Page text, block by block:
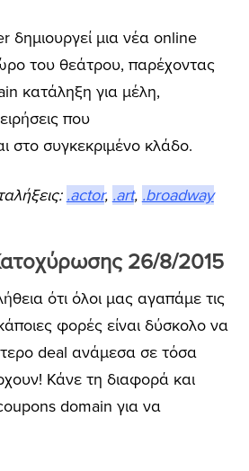
δημιουργεί μια νέα online
του θεάτρου, παρέχοντας
κατάληξη για μέλη,
που
στο συγκεκριμένο κλάδο.
.actor, .art, .broadway
26/8/2015
ότι όλοι μας αγαπάμε τις
φορές είναι δύσκολο να
deal ανάμεσα σε τόσα
Κάνε τη διαφορά και
domain για να